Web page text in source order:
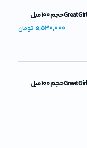
5,530,000 تومان
ادکلن زنانه اسپرینگ لیلیز مدل Great Girl حجم 100 میل